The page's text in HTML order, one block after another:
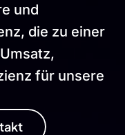
und
die zu einer
für unsere